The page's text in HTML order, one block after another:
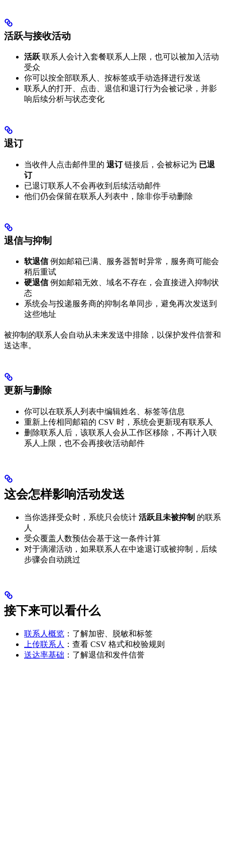
活跃与接收活动
活跃 联系人会计入套餐联系人上限，也可以被加入活动
受众
你可以按全部联系人、按标签或手动选择进行发送
联系人的打开、点击、退信和退订行为会被记录，并影
响后续分析与状态变化
退订
当收件人点击邮件里的 退订链接后，会被标记为 已退
订
已退订联系人不会再收到后续活动邮件
他们仍会保留在联系人列表中，除非你手动删除
退信与抑制
软退信例如邮箱已满、服务器暂时异常，服务商可能会
稍后重试
硬退信例如邮箱无效、域名不存在，会直接进入抑制状
态
系统会与投递服务商的抑制名单同步，避免再次发送到
这些地址
被抑制的联系人会自动从未来发送中排除，以保护发件信誉和
送达率。
更新与删除
你可以在联系人列表中编辑姓名、标签等信息
重新上传相同邮箱的 CSV 时，系统会更新现有联系人
删除联系人后，该联系人会从工作区移除，不再计入联
系人上限，也不会再接收活动邮件
这会怎样影响活动发送
当你选择受众时，系统只会统计 活跃且未被抑制 的联系
人
受众覆盖人数预估会基于这一条件计算
对于滴灌活动，如果联系人在中途退订或被抑制，后续
步骤会自动跳过
接下来可以看什么
联系人概览 ：了解加密、脱敏和标签
上传联系人
：查看 CSV 格式和校验规则
送达率基础 ：了解退信和发件信誉